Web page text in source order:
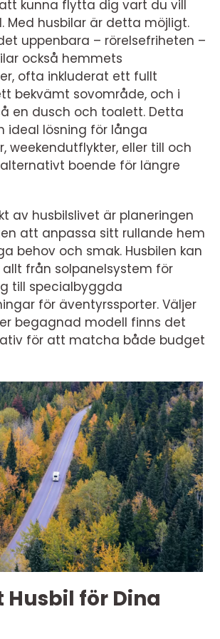
kunna flytta dig vart du vill
Med husbilar är detta möjligt.
uppenbara – rörelsefriheten –
också hemmets
ofta inkluderat ett fullt
bekvämt sovområde, och i
en dusch och toalett. Detta
ideal lösning för långa
weekendutflykter, eller till och
boende för längre
av husbilslivet är planeringen
att anpassa sitt rullande hem
behov och smak. Husbilen kan
från solpanelsystem för
till specialbyggda
för äventyrssporter. Väljer
begagnad modell finns det
för att matcha både budget
Husbil för Dina